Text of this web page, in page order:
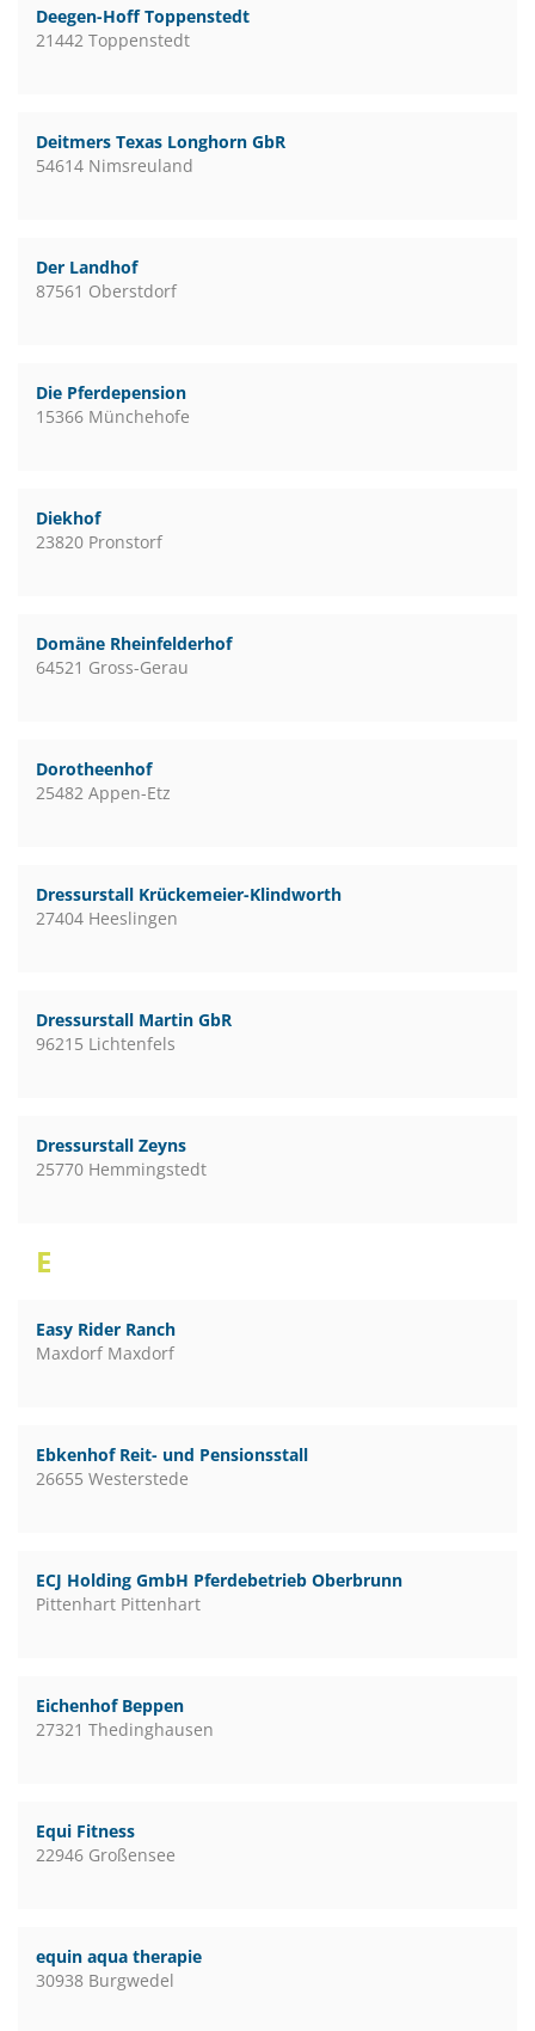
Deegen-Hoff Toppenstedt
21442 Toppenstedt
Deitmers Texas Longhorn GbR
54614 Nimsreuland
Der Landhof
87561 Oberstdorf
Die Pferdepension
15366 Münchehofe
Diekhof
23820 Pronstorf
Domäne Rheinfelderhof
64521 Gross-Gerau
Dorotheenhof
25482 Appen-Etz
Dressurstall Krückemeier-Klindworth
27404 Heeslingen
Dressurstall Martin GbR
96215 Lichtenfels
Dressurstall Zeyns
25770 Hemmingstedt
E
Easy Rider Ranch
Maxdorf Maxdorf
Ebkenhof Reit- und Pensionsstall
26655 Westerstede
ECJ Holding GmbH Pferdebetrieb Oberbrunn
Pittenhart Pittenhart
Eichenhof Beppen
27321 Thedinghausen
Equi Fitness
22946 Großensee
equin aqua therapie
30938 Burgwedel